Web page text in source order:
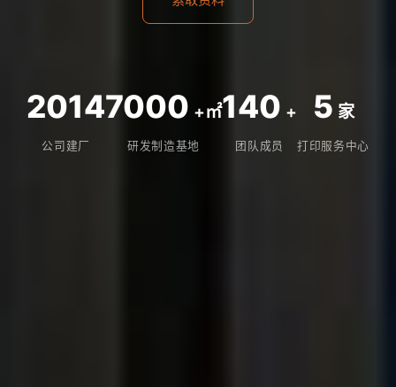
2014
公司建厂
7000 +㎡
研发制造基地
140 +
团队成员
5 家
打印服务中心